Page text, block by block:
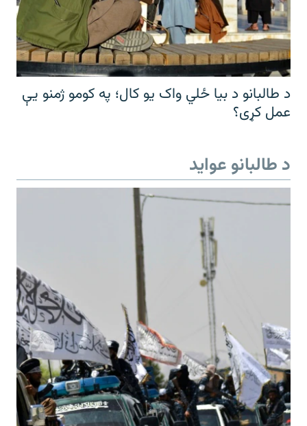
د طالبانو د بیا ځلي واک یو کال؛ په کومو ژمنو یې
عمل کړی؟
د طالبانو عواید